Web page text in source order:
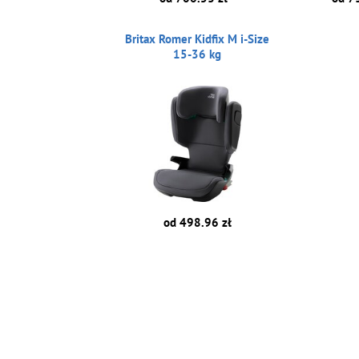
Britax Romer Kidfix M i-Size
15-36 kg
od 498.96 zł